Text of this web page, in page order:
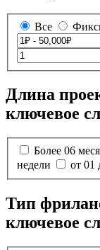
Все
Длина
ключевое
Более 06
недели
от 01
Тип
ключевое